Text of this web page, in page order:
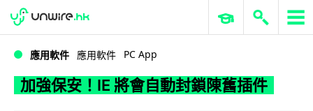
加強保安！IE 將會自動封鎖陳舊插件
WWDC 2026 ERP 與商業 AI
應用軟件 應用軟件 PC App
加強保安！IE 將會自動封鎖陳舊插件